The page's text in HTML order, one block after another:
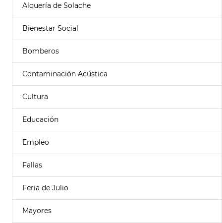
Alquería de Solache
Bienestar Social
Bomberos
Contaminación Acústica
Cultura
Educación
Empleo
Fallas
Feria de Julio
Mayores